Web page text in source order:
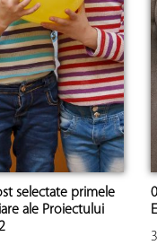
selectate primele
ale Proiectului